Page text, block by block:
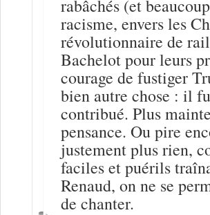
rabâchés (et
racisme, envers les
révolutionnaire de
Bachelot pour leurs
courage de fustiger
bien autre chose : il
contribué. Plus
pensance. Ou pire
justement plus rien,
faciles et puérils
Renaud, on ne se
de chanter.